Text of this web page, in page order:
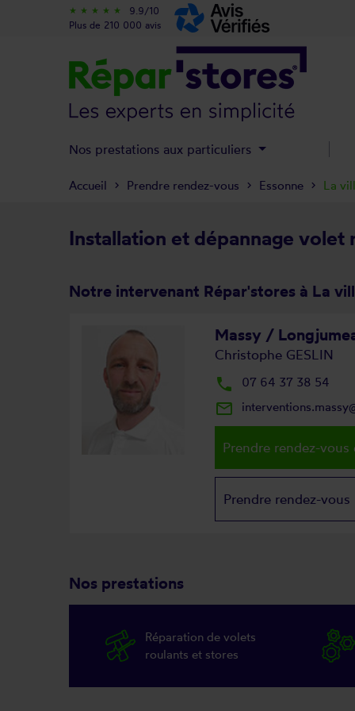
Installation et dépannage volet
Notre intervenant Répar'stores à La
Massy /
Christophe GESLIN
local_phone 07 64 37 38 54
mail_outline
Prendre rendez-vous
Prendre rendez-vous
Nos prestations
Réparation de volets
roulants et stores
Accueil Prendre rendez-vous Essonne La
star_rate star_rate star_rate star_rate star_rate
9.9/10
Plus de 210 000 avis
Nos prestations aux particuliers